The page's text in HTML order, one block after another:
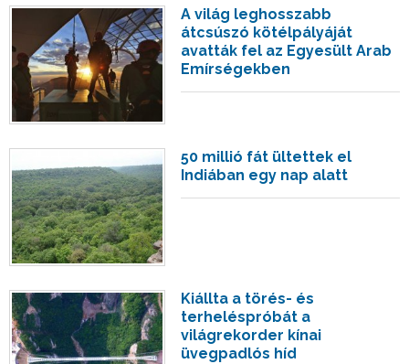
A világ leghosszabb
átcsúszó kötélpályáját
avatták fel az Egyesült Arab
Emírségekben
50 millió fát ültettek el
Indiában egy nap alatt
Kiállta a törés- és
terheléspróbát a
világrekorder kínai
üvegpadlós híd